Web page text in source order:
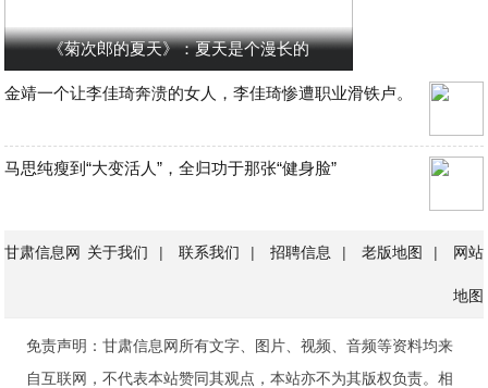
《菊次郎的夏天》：夏天是个漫长的
金靖一个让李佳琦奔溃的女人，李佳琦惨遭职业滑铁卢。
马思纯瘦到“大变活人”，全归功于那张“健身脸”
甘肃信息网 关于我们 | 联系我们 | 招聘信息 | 老版地图 | 网站
地图
免责声明：甘肃信息网所有文字、图片、视频、音频等资料均来
自互联网，不代表本站赞同其观点，本站亦不为其版权负责。相